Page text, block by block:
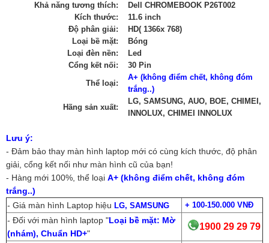
Khả năng tương thích:
Dell CHROMEBOOK P26T002
Kích thước:
11.6 inch
Độ phân giải:
HD( 1366x 768)
Loại bề mặt:
Bóng
Loại đèn nền:
Led
Cổng kết nối:
30 Pin
Thể loại:
A+ (không điểm chết, không đóm
trắng..)
Hãng sản xuất:
LG, SAMSUNG, AUO, BOE, CHIMEI,
INNOLUX, CHIMEI INNOLUX
Lưu ý:
- Đảm bảo thay màn hình laptop mới có cùng kích thước, độ phân
giải, cổng kết nối như màn hình cũ của bạn!
- Hàng mới 100%, thể loại A+ (không điểm chết, không đóm
trắng..)
- Giá màn hình Laptop hiệu LG, SAMSUNG + 100-150.000 VNĐ
- Đối với màn hình laptop "Loại bề mặt: Mờ
(nhám), Chuẩn HD+"
1900 29 29 79